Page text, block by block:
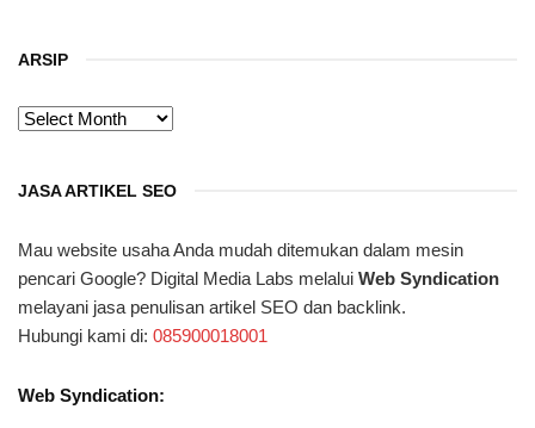
ARSIP
ARSIP
JASA ARTIKEL SEO
Mau website usaha Anda mudah ditemukan dalam mesin
pencari Google? Digital Media Labs melalui Web Syndication
melayani jasa penulisan artikel SEO dan backlink.
Hubungi kami di: 085900018001
Web Syndication: